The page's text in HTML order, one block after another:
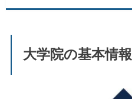
大学院の基本情報